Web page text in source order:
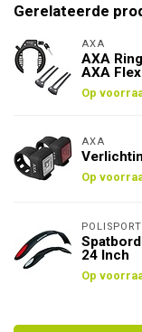
Gerelateerde
AXA
AXA
AXA
Op
AXA
Op
POLISPORT
24 Inch
Op